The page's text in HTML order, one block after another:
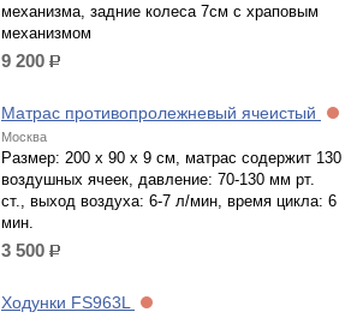
механизма, задние колеса 7см с храповым
механизмом
9 200 р.
Матрас противопролежневый ячеистый
Москва
Размер: 200 х 90 х 9 см, матрас содержит 130
воздушных ячеек, давление: 70-130 мм рт.
ст., выход воздуха: 6-7 л/мин, время цикла: 6
мин.
3 500 р.
Ходунки FS963L